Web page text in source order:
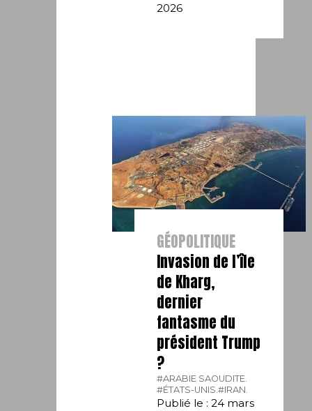
2026
GÉOPOLITIQUE
Invasion de l’île
de Kharg,
dernier
fantasme du
président Trump
?
#ARABIE SAOUDITE.
#ÉTATS-UNIS.#IRAN.
Publié le : 24 mars